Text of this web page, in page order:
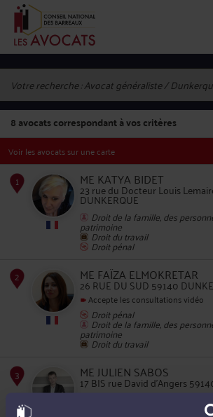
Votre recherche :Avocat généraliste /
8avocats correspondant à vos critères
Voir les avocats sur une carte
ME KATYA BIDET
23 rue du Docteur Louis
DUNKERQUE
Droit de la famille, des
patrimoine
Droit du travail
Droit pénal
ME FAÏZA ELMOKRETAR
26 RUE DU SUD 59140
Accepte les consultations vidéo
Droit pénal
Droit de la famille, des
patrimoine
Droit du travail
ME JULIEN SABOS
17 BIS rue David d'Angers